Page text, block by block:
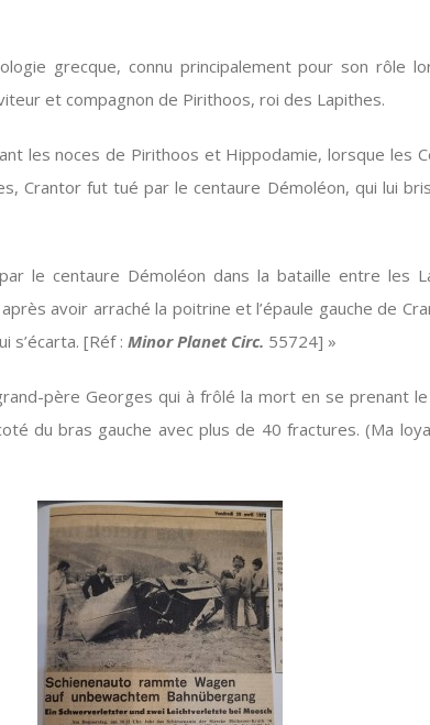
grecque, connu principalement pour son rôle
et compagnon de Pirithoos, roi des Lapithes.
les noces de Pirithoos et Hippodamie, lorsque les
Crantor fut tué par le centaure Démoléon, qui lui
le centaure Démoléon dans la bataille entre les
avoir arraché la poitrine et l’épaule gauche de
s’écarta. [Réf : Minor Planet Circ. 55724] »
père Georges qui à frôlé la mort en se prenant le
du bras gauche avec plus de 40 fractures. (Ma